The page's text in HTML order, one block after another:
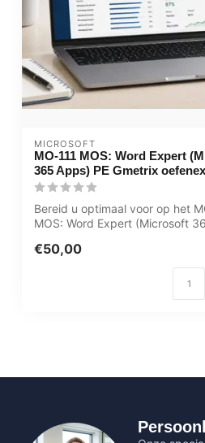
MICROSOFT
MO-111 MOS: Word Expert
365 Apps) PE Gmetrix
Bereid u optimaal voor op het
MOS: Word Expert (Microsoft
€50,00